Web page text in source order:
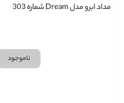
مداد ابرو مدل Dream شماره 303
ناموجود